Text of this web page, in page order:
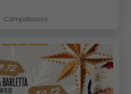
Campobasso